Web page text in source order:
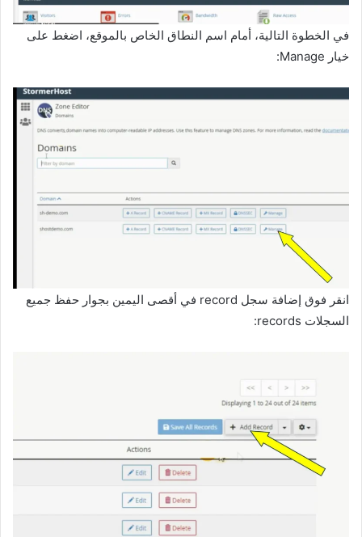
في الخطوة التالية، أمام اسم النطاق الخاص بالموقع، اضغط على
خيار Manage:
انقر فوق إضافة سجل record في أقصى اليمين بجوار حفظ جميع
السجلات records: